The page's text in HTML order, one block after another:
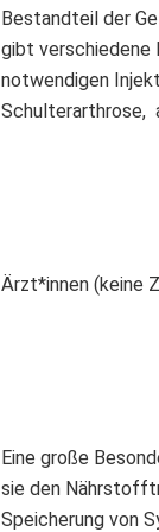
Bestandteil der
gibt verschiedene
notwendigen
Schulterarthrose,
Ärzt*innen (keine
Eine große
sie den
Speicherung von